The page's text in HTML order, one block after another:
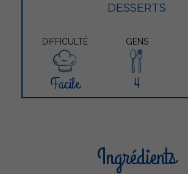
DESSERTS
DIFFICULTÉ GENS
Facile 4
Ingrédients